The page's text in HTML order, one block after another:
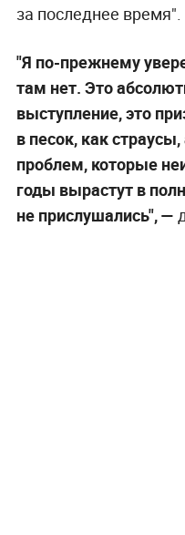
за последнее время".
"Я по-прежнему
там нет. Это
выступление, это
в песок, как
проблем, которые
годы вырастут в
не прислушались", —